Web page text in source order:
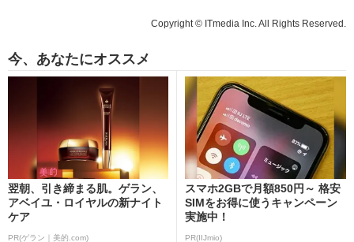
Copyright © ITmedia Inc. All Rights Reserved.
今、あなたにオススメ
翌朝、引き締まる肌。ゲラン、
アベイユ・ロイヤルの新ナイト
ケア
PR(ゲラン｜美的.com)
スマホ2GBで月額850円～ 格安
SIMをお得に使うキャンペーン
実施中！
PR(IIJmio)